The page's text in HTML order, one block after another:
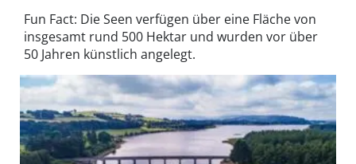
Fun Fact: Die Seen verfügen über eine Fläche von
insgesamt rund 500 Hektar und wurden vor über
50 Jahren künstlich angelegt.